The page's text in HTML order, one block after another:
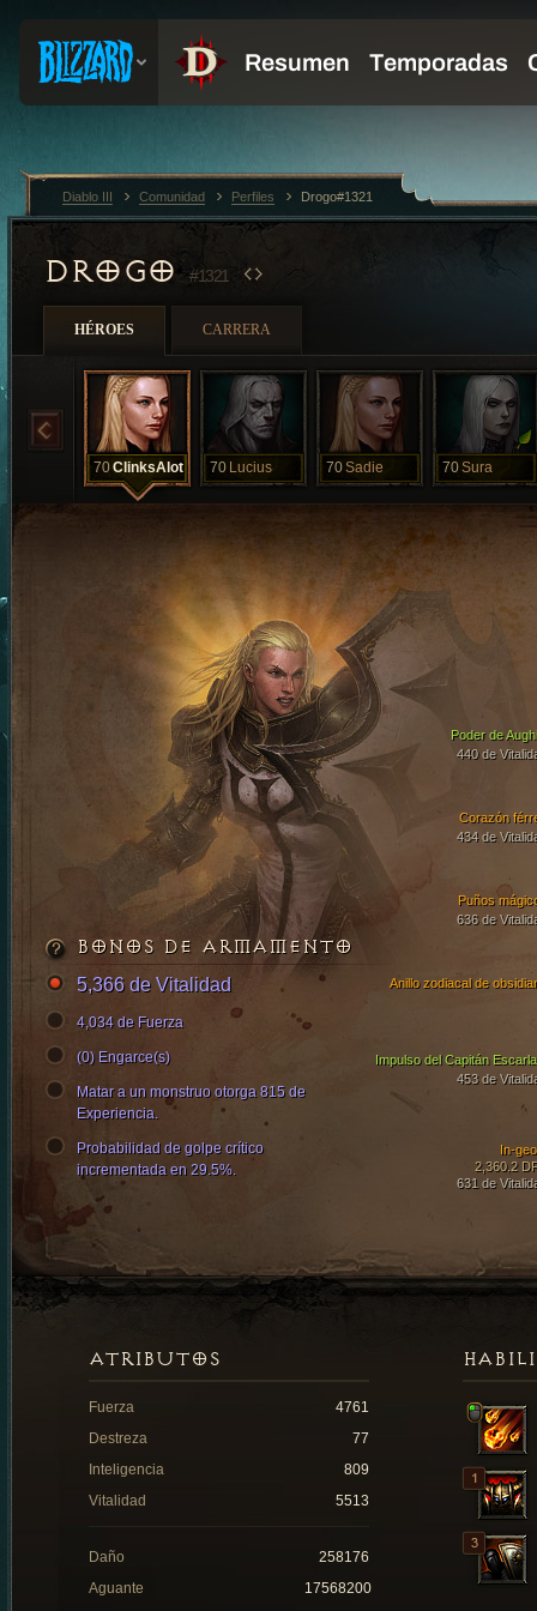
DROGO #1321
HÉROES CARRERA
70ClinksAlot 70 Lucius 70Sadie 70Sura
Corazón
434 de
Puños
636 de
Poder de
440 de
Impulso del Capitán
453 de
In-
2,360.2
631 de
Anillo zodiacal de
BONOS DE ARMAMENTO
5,366 de Vitalidad
4,034 de Fuerza
(0) Engarce(s)
Matar a un monstruo otorga 815 de
Experiencia.
Probabilidad de golpe crítico
incrementada en 29.5%.
ATRIBUTOS
Fuerza
4761
Destreza
77
Inteligencia
809
Vitalidad
5513
Daño
258176
Aguante
17568200
Diablo III Comunidad Perfiles Drogo#1321